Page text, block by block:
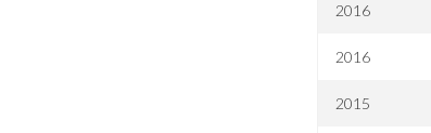
2016
2016
2015